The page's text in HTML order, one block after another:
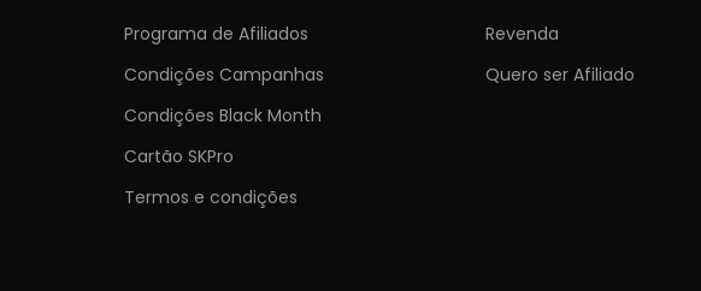
Programa de Afiliados
Condições Campanhas
Condições Black Month
Cartão SKPro
Termos e condições
Revenda
Quero ser Afiliado